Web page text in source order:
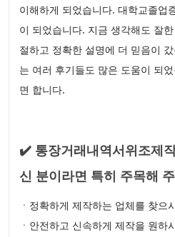
이해하게 되었습니다. 대학교졸업
이 되었습니다. 지금 생각해도 잘
절하고 정확한 설명에 더 믿음이
는 여러 후기들도 많은 도움이 되
면 합니다.
✔️ 통장거래내역서위조제
신 분이라면 특히 주목해
ㆍ정확하게 제작하는 업체를 찾으
ㆍ안전하고 신속하게 제작을 원하